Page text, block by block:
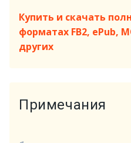
Купить и скачать
форматах FB2, ePub,
других
Примечания